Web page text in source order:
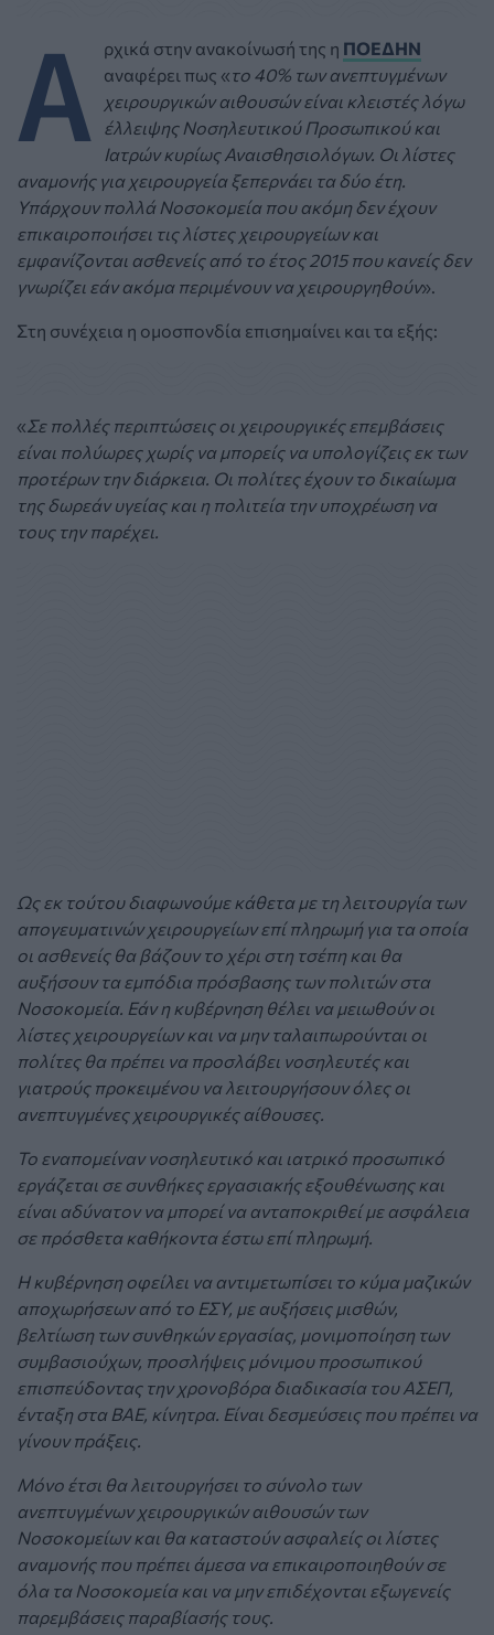
Α ρχικά στην ανακοίνωσή της η ΠΟΕΔΗΝ
αναφέρει πως «το 40% των ανεπτυγμένων
χειρουργικών αιθουσών είναι κλειστές λόγω
έλλειψης Νοσηλευτικού Προσωπικού και
Ιατρών κυρίως Αναισθησιολόγων. Οι λίστες
αναμονής για χειρουργεία ξεπερνάει τα δύο έτη.
Υπάρχουν πολλά Νοσοκομεία που ακόμη δεν έχουν
επικαιροποιήσει τις λίστες χειρουργείων και
εμφανίζονται ασθενείς από το έτος 2015 που κανείς δεν
γνωρίζει εάν ακόμα περιμένουν να χειρουργηθούν».
Στη συνέχεια η ομοσπονδία επισημαίνει και τα εξής:
« Σε πολλές περιπτώσεις οι χειρουργικές επεμβάσεις
είναι πολύωρες χωρίς να μπορείς να υπολογίζεις εκ των
προτέρων την διάρκεια. Οι πολίτες έχουν το δικαίωμα
της δωρεάν υγείας και η πολιτεία την υποχρέωση να
τους την παρέχει.
Ως εκ τούτου διαφωνούμε κάθετα με τη λειτουργία των
απογευματινών χειρουργείων επί πληρωμή για τα οποία
οι ασθενείς θα βάζουν το χέρι στη τσέπη και θα
αυξήσουν τα εμπόδια πρόσβασης των πολιτών στα
Νοσοκομεία. Εάν η κυβέρνηση θέλει να μειωθούν οι
λίστες χειρουργείων και να μην ταλαιπωρούνται οι
πολίτες θα πρέπει να προσλάβει νοσηλευτές και
γιατρούς προκειμένου να λειτουργήσουν όλες οι
ανεπτυγμένες χειρουργικές αίθουσες.
Το εναπομείναν νοσηλευτικό και ιατρικό προσωπικό
εργάζεται σε συνθήκες εργασιακής εξουθένωσης και
είναι αδύνατον να μπορεί να ανταποκριθεί με ασφάλεια
σε πρόσθετα καθήκοντα έστω επί πληρωμή.
Η κυβέρνηση οφείλει να αντιμετωπίσει το κύμα μαζικών
αποχωρήσεων από το ΕΣΥ, με αυξήσεις μισθών,
βελτίωση των συνθηκών εργασίας, μονιμοποίηση των
συμβασιούχων, προσλήψεις μόνιμου προσωπικού
επισπεύδοντας την χρονοβόρα διαδικασία του ΑΣΕΠ,
ένταξη στα ΒΑΕ, κίνητρα. Είναι δεσμεύσεις που πρέπει να
γίνουν πράξεις.
Μόνο έτσι θα λειτουργήσει το σύνολο των
ανεπτυγμένων χειρουργικών αιθουσών των
Νοσοκομείων και θα καταστούν ασφαλείς οι λίστες
αναμονής που πρέπει άμεσα να επικαιροποιηθούν σε
όλα τα Νοσοκομεία και να μην επιδέχονται εξωγενείς
παρεμβάσεις παραβίασής τους.